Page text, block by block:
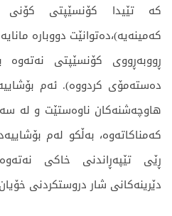
کە تێیدا کۆنسێپتی
کەمینەیە)،دەتوانێت دووبارە
ڕووبەڕووی کۆنسێپتی
دەستەمۆی کردووە). ئەم
هاوچەشنەکان ناوەستێت و لە
کەمناکاتەوە، بەڵکو لەم
ڕێی تێپەڕاندنی خاکی
دێرینەکانی شار دروستکردنی